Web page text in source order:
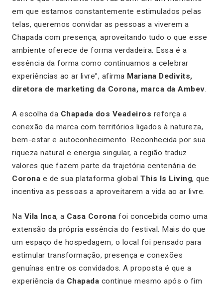
em que estamos constantemente estimulados pelas
telas, queremos convidar as pessoas a viverem a
Chapada com presença, aproveitando tudo o que esse
ambiente oferece de forma verdadeira. Essa é a
essência da forma como continuamos a celebrar
experiências ao ar livre”, afirma Mariana Dedivits,
diretora de marketing da Corona, marca da Ambev.
A escolha da Chapada dos Veadeiros reforça a
conexão da marca com territórios ligados à natureza,
bem-estar e autoconhecimento. Reconhecida por sua
riqueza natural e energia singular, a região traduz
valores que fazem parte da trajetória centenária de
Corona e de sua plataforma global This Is Living, que
incentiva as pessoas a aproveitarem a vida ao ar livre.
Na Vila Inca, a Casa Corona foi concebida como uma
extensão da própria essência do festival. Mais do que
um espaço de hospedagem, o local foi pensado para
estimular transformação, presença e conexões
genuínas entre os convidados. A proposta é que a
experiência da Chapada continue mesmo após o fim